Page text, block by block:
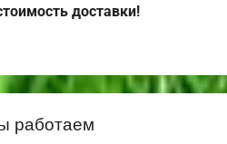
доставки!
работаем